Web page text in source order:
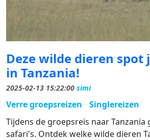
Deze wilde dieren spot
in Tanzania!
2025-02-13 15:22:00 simi
Verre groepsreizen
Singlereizen
Tijdens de groepsreis naar Tanzania
safari's. Ontdek welke wilde dieren